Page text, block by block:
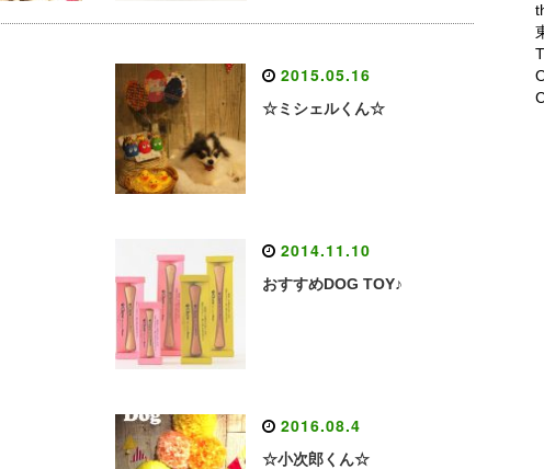
2015.05.16
☆ミシェルくん☆
2014.11.10
おすすめDOG TOY♪
2016.08.4
☆小次郎くん☆